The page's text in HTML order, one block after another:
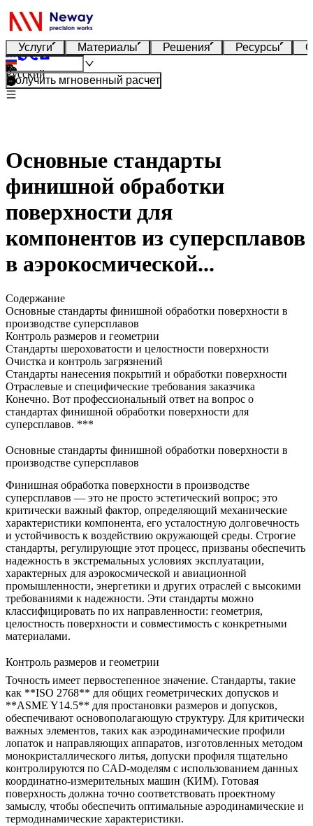
Услуги Материалы Решения Ресурсы
Русский
Получить мгновенный расчет
Основные стандарты
финишной обработки
поверхности для
компонентов из суперсплавов
в аэрокосмической...
Содержание
Основные стандарты финишной обработки поверхности в
производстве суперсплавов
Контроль размеров и геометрии
Стандарты шероховатости и целостности поверхности
Очистка и контроль загрязнений
Стандарты нанесения покрытий и обработки поверхности
Отраслевые и специфические требования заказчика
Конечно. Вот профессиональный ответ на вопрос о
стандартах финишной обработки поверхности для
суперсплавов. ***
Основные стандарты финишной обработки поверхности в
производстве суперсплавов
Финишная обработка поверхности в производстве
суперсплавов — это не просто эстетический вопрос; это
критически важный фактор, определяющий механические
характеристики компонента, его усталостную долговечность
и устойчивость к воздействию окружающей среды. Строгие
стандарты, регулирующие этот процесс, призваны обеспечить
надежность в экстремальных условиях эксплуатации,
характерных для аэрокосмической и авиационной
промышленности, энергетики и других отраслей с высокими
требованиями к надежности. Эти стандарты можно
классифицировать по их направленности: геометрия,
целостность поверхности и совместимость с конкретными
материалами.
Контроль размеров и геометрии
Точность имеет первостепенное значение. Стандарты, такие
как **ISO 2768** для общих геометрических допусков и
**ASME Y14.5** для простановки размеров и допусков,
обеспечивают основополагающую структуру. Для критически
важных элементов, таких как аэродинамические профили
лопаток и направляющих аппаратов, изготовленных методом
монокристаллического литья, допуски профиля тщательно
контролируются по CAD-моделям с использованием данных
координатно-измерительных машин (КИМ). Готовая
поверхность должна точно соответствовать проектному
замыслу, чтобы обеспечить оптимальные аэродинамические и
термодинамические характеристики.